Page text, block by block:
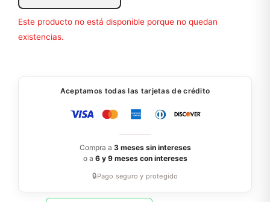
Este producto no está disponible porque no quedan
existencias.
Aceptamos todas las tarjetas de crédito
Compra a 3 meses sin intereses
o a 6 y 9 meses con intereses
🔒Pago seguro y protegido